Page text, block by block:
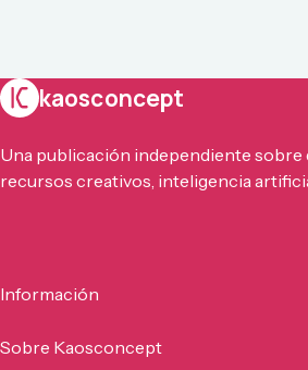
kaosconcept
Una publicación independiente sobre
recursos creativos, inteligencia
Información
Sobre Kaosconcept